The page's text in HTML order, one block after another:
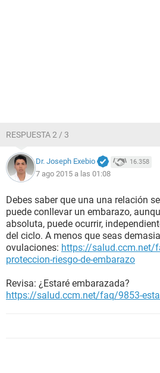
RESPUESTA 2 / 3
Dr. Joseph Exebio 16.358
7 ago 2015 a las 01:08
Debes saber que una una relación
puede conllevar un embarazo,
absoluta, puede ocurrir,
del ciclo. A menos que seas
ovulaciones: https://salud.ccm.net/
proteccion-riesgo-de-embarazo
Revisa: ¿Estaré embarazada?
https://salud.ccm.net/faq/9853-